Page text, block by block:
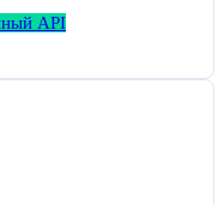
API